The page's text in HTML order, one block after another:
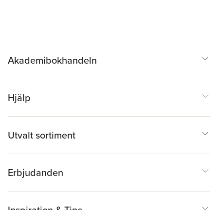
Akademibokhandeln
Hjälp
Utvalt sortiment
Erbjudanden